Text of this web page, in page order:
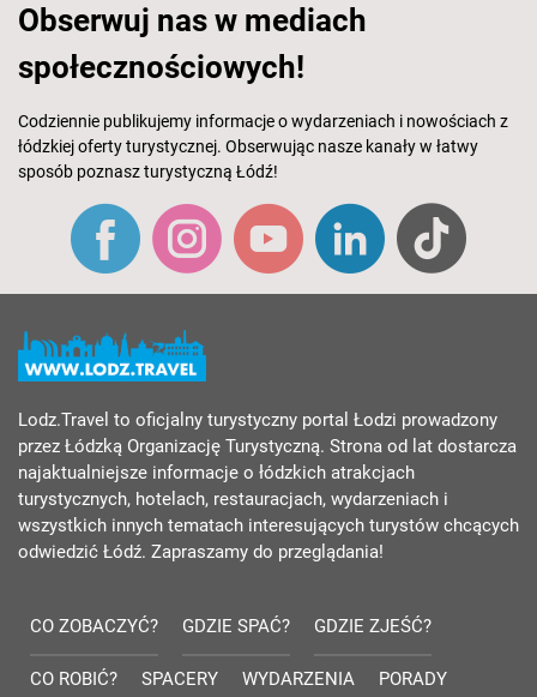
Obserwuj nas w mediach
społecznościowych!
Codziennie publikujemy informacje o wydarzeniach i nowościach z
łódzkiej oferty turystycznej. Obserwując nasze kanały w łatwy
sposób poznasz turystyczną Łódź!
Lodz.Travel to oficjalny turystyczny portal Łodzi prowadzony
przez Łódzką Organizację Turystyczną. Strona od lat dostarcza
najaktualniejsze informacje o łódzkich atrakcjach
turystycznych, hotelach, restauracjach, wydarzeniach i
wszystkich innych tematach interesujących turystów chcących
odwiedzić Łódź. Zapraszamy do przeglądania!
CO ZOBACZYĆ? GDZIE SPAĆ? GDZIE ZJEŚĆ?
CO ROBIĆ? SPACERY WYDARZENIA PORADY